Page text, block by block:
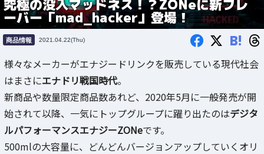
究極の没入マッドネス！？ZONeに新フレ
ーバー「mad_hacker」登場！
商品情報 2021.04.22(Thu) B!
様々なメーカーがエナジードリンクを販売している現代社会
はまさにエナドリ戦国時代。
新商品や数量限定商品数あれど、2020年5月に一般発売が開
始されて以降、一気にトップグループに躍り出たのはデジタ
ルパフォーマンスエナジーZONeです。
500mlの大容量に、どんどんバージョンアップしていくオリ